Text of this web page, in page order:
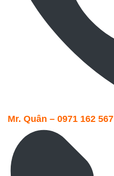
Mr. Quân – 0971 162 567